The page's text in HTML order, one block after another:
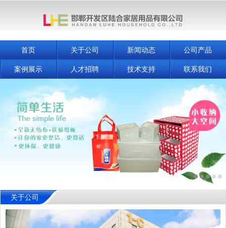
首页 关于公司 新闻动态 公司产品
案例展示 人才招聘 技术支持 联系我们
关于公司